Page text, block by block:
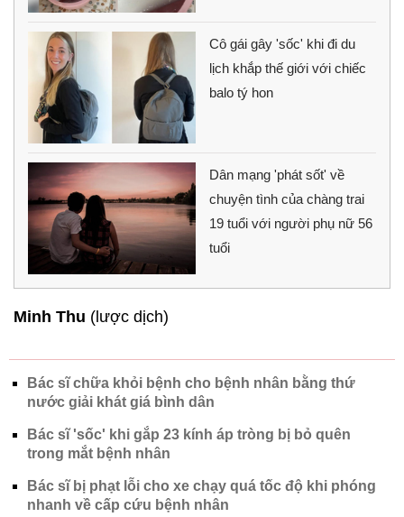
Cô gái gây 'sốc' khi đi du
lịch khắp thế giới với chiếc
balo tý hon
Dân mạng 'phát sốt' về
chuyện tình của chàng trai
19 tuổi với người phụ nữ 56
tuổi
Minh Thu (lược dịch)
Bác sĩ chữa khỏi bệnh cho bệnh nhân bằng thứ
nước giải khát giá bình dân
Bác sĩ 'sốc' khi gắp 23 kính áp tròng bị bỏ quên
trong mắt bệnh nhân
Bác sĩ bị phạt lỗi cho xe chạy quá tốc độ khi phóng
nhanh về cấp cứu bệnh nhân